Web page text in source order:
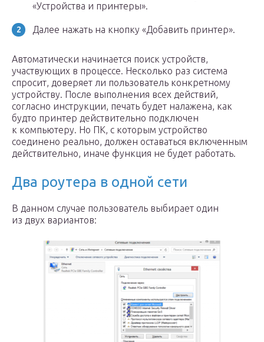
«Устройства и принтеры».
Далее нажать на кнопку «Добавить принтер».
Автоматически начинается поиск устройств,
участвующих в процессе. Несколько раз система
спросит, доверяет ли пользователь конкретному
устройству. После выполнения всех действий,
согласно инструкции, печать будет налажена, как
будто принтер действительно подключен
к компьютеру. Но ПК, с которым устройство
соединено реально, должен оставаться включенным
действительно, иначе функция не будет работать.
Два роутера в одной сети
В данном случае пользователь выбирает один
из двух вариантов: